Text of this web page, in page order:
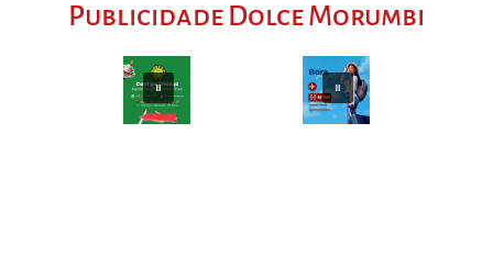
Publicidade Dolce Morumbi